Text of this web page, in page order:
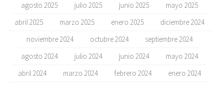
agosto 2025
julio 2025 junio 2025
mayo 2025
abril 2025
marzo 2025 enero 2025
diciembre 2024
noviembre 2024
octubre 2024
septiembre 2024
agosto 2024
julio 2024 junio 2024
mayo 2024
abril 2024
marzo 2024 febrero 2024
enero 2024